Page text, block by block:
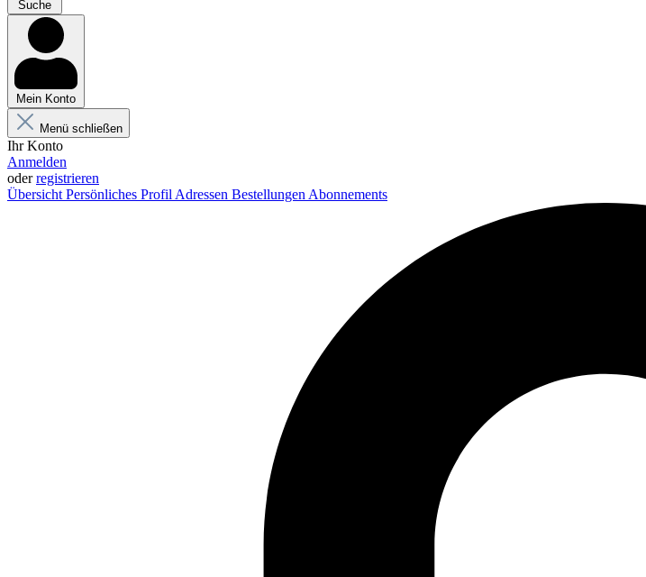
Suche
Mein Konto
Menü schließen
Ihr Konto
Anmelden
oderregistrieren
Übersicht Persönliches Profil Adressen Bestellungen Abonnements